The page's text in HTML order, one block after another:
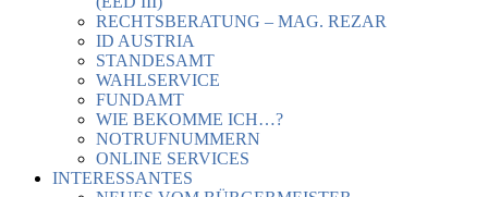
RECHTSBERATUNG – MAG. REZAR
ID AUSTRIA
STANDESAMT
WAHLSERVICE
FUNDAMT
WIE BEKOMME ICH…?
NOTRUFNUMMERN
ONLINE SERVICES
INTERESSANTES